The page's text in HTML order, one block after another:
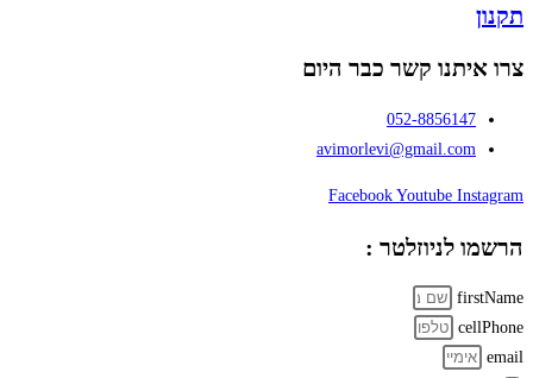
תקנון
צרו איתנו קשר כבר היום
052-8856147
avimorlevi@gmail.com
Facebook Youtube Instagram
הרשמו לניוזלטר :
firstName
cellPhone
email